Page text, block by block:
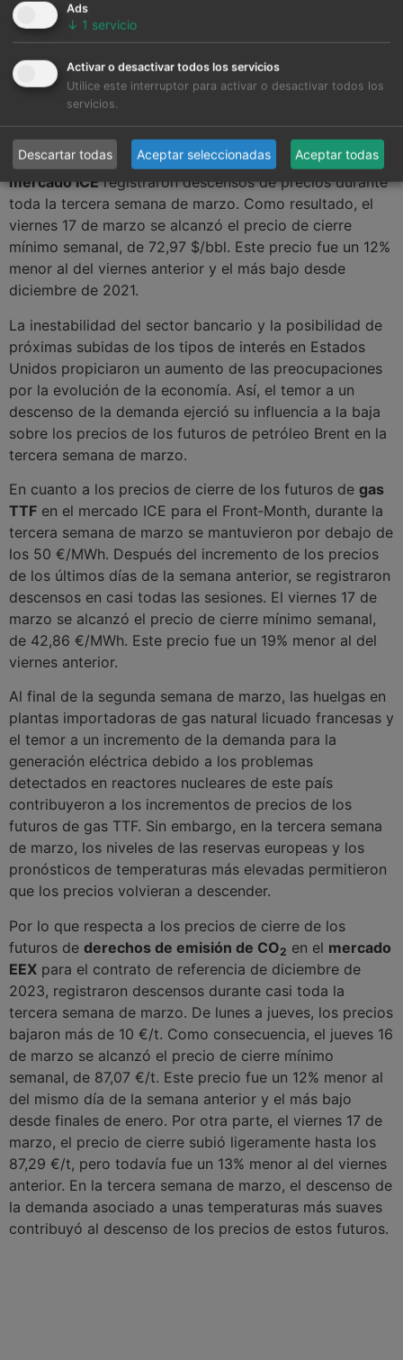
OMIE, , Nord Pool y GME.
Brent, combustibles y CO2
Los futuros de petróleo Brentpara el Front‑Month en el
mercado ICEregistraron descensos de precios durante
toda la tercera semana de marzo. Como resultado, el
viernes 17 de marzo se alcanzó el precio de cierre
mínimo semanal, de 72,97 $/bbl. Este precio fue un 12%
menor al del viernes anterior y el más bajo desde
diciembre de 2021.
La inestabilidad del sector bancario y la posibilidad de
próximas subidas de los tipos de interés en Estados
Unidos propiciaron un aumento de las preocupaciones
por la evolución de la economía. Así, el temor a un
descenso de la demanda ejerció su influencia a la baja
sobre los precios de los futuros de petróleo Brent en la
tercera semana de marzo.
En cuanto a los precios de cierre de los futuros de gas
TTF en el mercado ICE para el Front‑Month, durante la
tercera semana de marzo se mantuvieron por debajo de
los 50 €/MWh. Después del incremento de los precios
de los últimos días de la semana anterior, se registraron
descensos en casi todas las sesiones. El viernes 17 de
marzo se alcanzó el precio de cierre mínimo semanal,
de 42,86 €/MWh. Este precio fue un 19% menor al del
viernes anterior.
Al final de la segunda semana de marzo, las huelgas en
plantas importadoras de gas natural licuado francesas y
el temor a un incremento de la demanda para la
generación eléctrica debido a los problemas
detectados en reactores nucleares de este país
contribuyeron a los incrementos de precios de los
futuros de gas TTF. Sin embargo, en la tercera semana
de marzo, los niveles de las reservas europeas y los
pronósticos de temperaturas más elevadas permitieron
que los precios volvieran a descender.
Por lo que respecta a los precios de cierre de los
futuros de derechos de emisión de CO2 en el mercado
EEX para el contrato de referencia de diciembre de
2023, registraron descensos durante casi toda la
tercera semana de marzo. De lunes a jueves, los precios
bajaron más de 10 €/t. Como consecuencia, el jueves 16
de marzo se alcanzó el precio de cierre mínimo
semanal, de 87,07 €/t. Este precio fue un 12% menor al
del mismo día de la semana anterior y el más bajo
desde finales de enero. Por otra parte, el viernes 17 de
marzo, el precio de cierre subió ligeramente hasta los
87,29 €/t, pero todavía fue un 13% menor al del viernes
anterior. En la tercera semana de marzo, el descenso de
la demanda asociado a unas temperaturas más suaves
contribuyó al descenso de los precios de estos futuros.
Ads
↓ 1 servicio
Activar o desactivar todos los servicios
Utilice este interruptor para activar o desactivar todos los
servicios.
Descartar todas Aceptar seleccionadas Aceptar todas